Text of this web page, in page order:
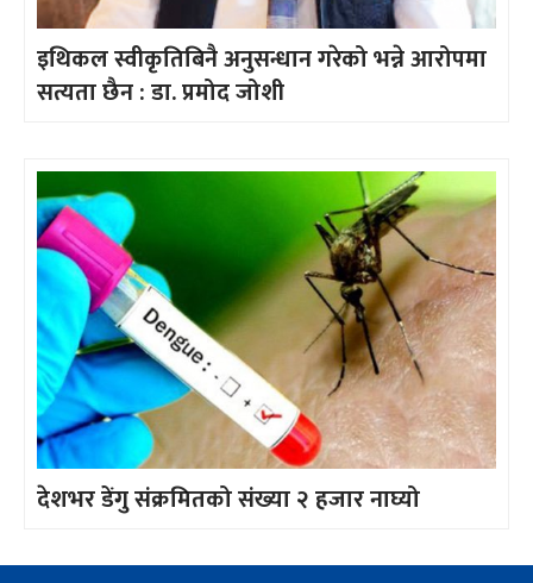
इथिकल स्वीकृतिबिनै अनुसन्धान गरेको भन्ने आरोपमा
सत्यता छैन : डा. प्रमोद जोशी
देशभर डेंगु संक्रमितको संख्या २ हजार नाघ्यो